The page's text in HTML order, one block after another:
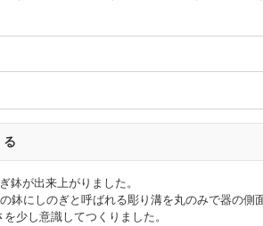
る
鉢が出来上がりました。
鉢にしのぎと呼ばれる彫り溝を丸のみで器の側
少し意識してつくりました。